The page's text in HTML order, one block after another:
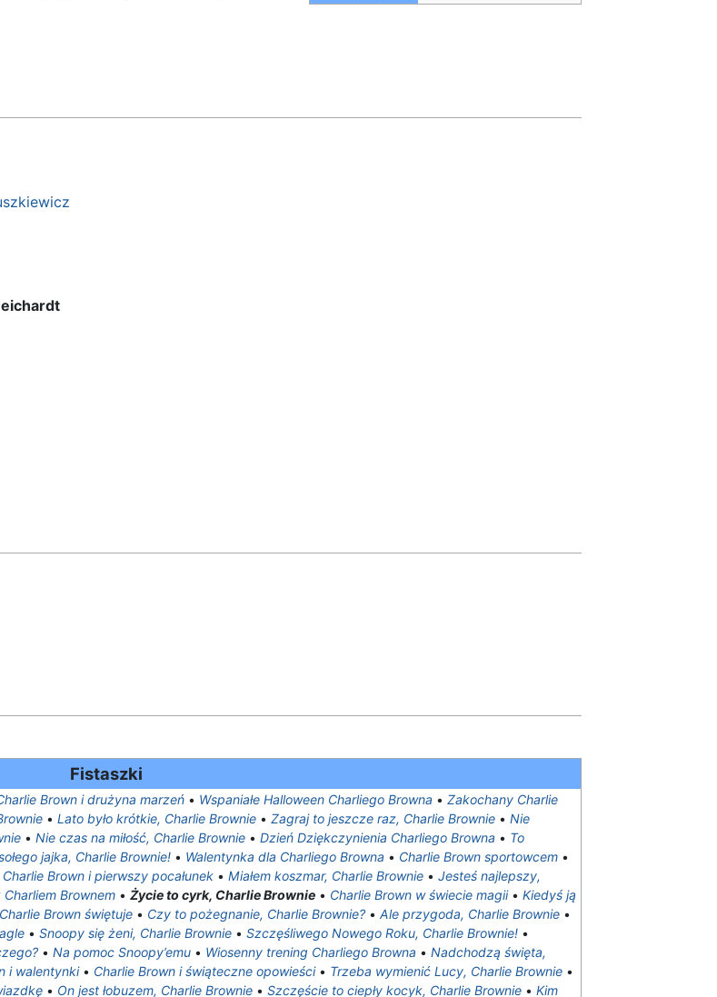
Fistaszki
Brown i drużyna marzeń • Wspaniałe Halloween Charliego Browna • Zakochany Charlie
• Lato było krótkie, Charlie Brownie • Zagraj to jeszcze raz, Charlie Brownie • Nie
• Nie czas na miłość, Charlie Brownie • Dzień Dziękczynienia Charliego Browna • To
jajka, Charlie Brownie! • Walentynka dla Charliego Browna • Charlie Brown sportowcem •
Charlie Brown i pierwszy pocałunek • Miałem koszmar, Charlie Brownie • Jesteś najlepszy,
Charliem Brownem • Życie to cyrk, Charlie Brownie • Charlie Brown w świecie magii• Kiedyś ją
Charlie Brown świętuje • Czy to pożegnanie, Charlie Brownie?‎ • Ale przygoda, Charlie Brownie‎ •
• Snoopy się żeni, Charlie Brownie • Szczęśliwego Nowego Roku, Charlie Brownie! •
• Na pomoc Snoopy’emu • Wiosenny trening Charliego Browna • Nadchodzą święta,
i walentynki• Charlie Brown i świąteczne opowieści• Trzeba wymienić Lucy, Charlie Brownie •
• On jest łobuzem, Charlie Brownie • Szczęście to ciepły kocyk, Charlie Brownie • Kim